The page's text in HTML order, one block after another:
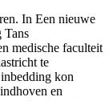
In Een nieuwe
Tans
medische faculteit
te
kon
en